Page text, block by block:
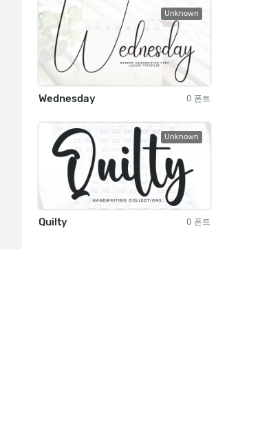
Unknown
Wednesday 0 폰트
Unknown
Quilty 0 폰트